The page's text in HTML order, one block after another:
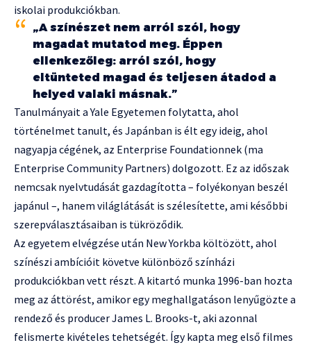
iskolai produkciókban.
„A színészet nem arról szól, hogy
magadat mutatod meg. Éppen
ellenkezőleg: arról szól, hogy
eltünteted magad és teljesen átadod a
helyed valaki másnak.”
Tanulmányait a Yale Egyetemen folytatta, ahol
történelmet tanult, és Japánban is élt egy ideig, ahol
nagyapja cégének, az Enterprise Foundationnek (ma
Enterprise Community Partners) dolgozott. Ez az időszak
nemcsak nyelvtudását gazdagította – folyékonyan beszél
japánul –, hanem világlátását is szélesítette, ami későbbi
szerepválasztásaiban is tükröződik.
Az egyetem elvégzése után New Yorkba költözött, ahol
színészi ambícióit követve különböző színházi
produkciókban vett részt. A kitartó munka 1996-ban hozta
meg az áttörést, amikor egy meghallgatáson lenyűgözte a
rendező és producer James L. Brooks-t, aki azonnal
felismerte kivételes tehetségét. Így kapta meg első filmes